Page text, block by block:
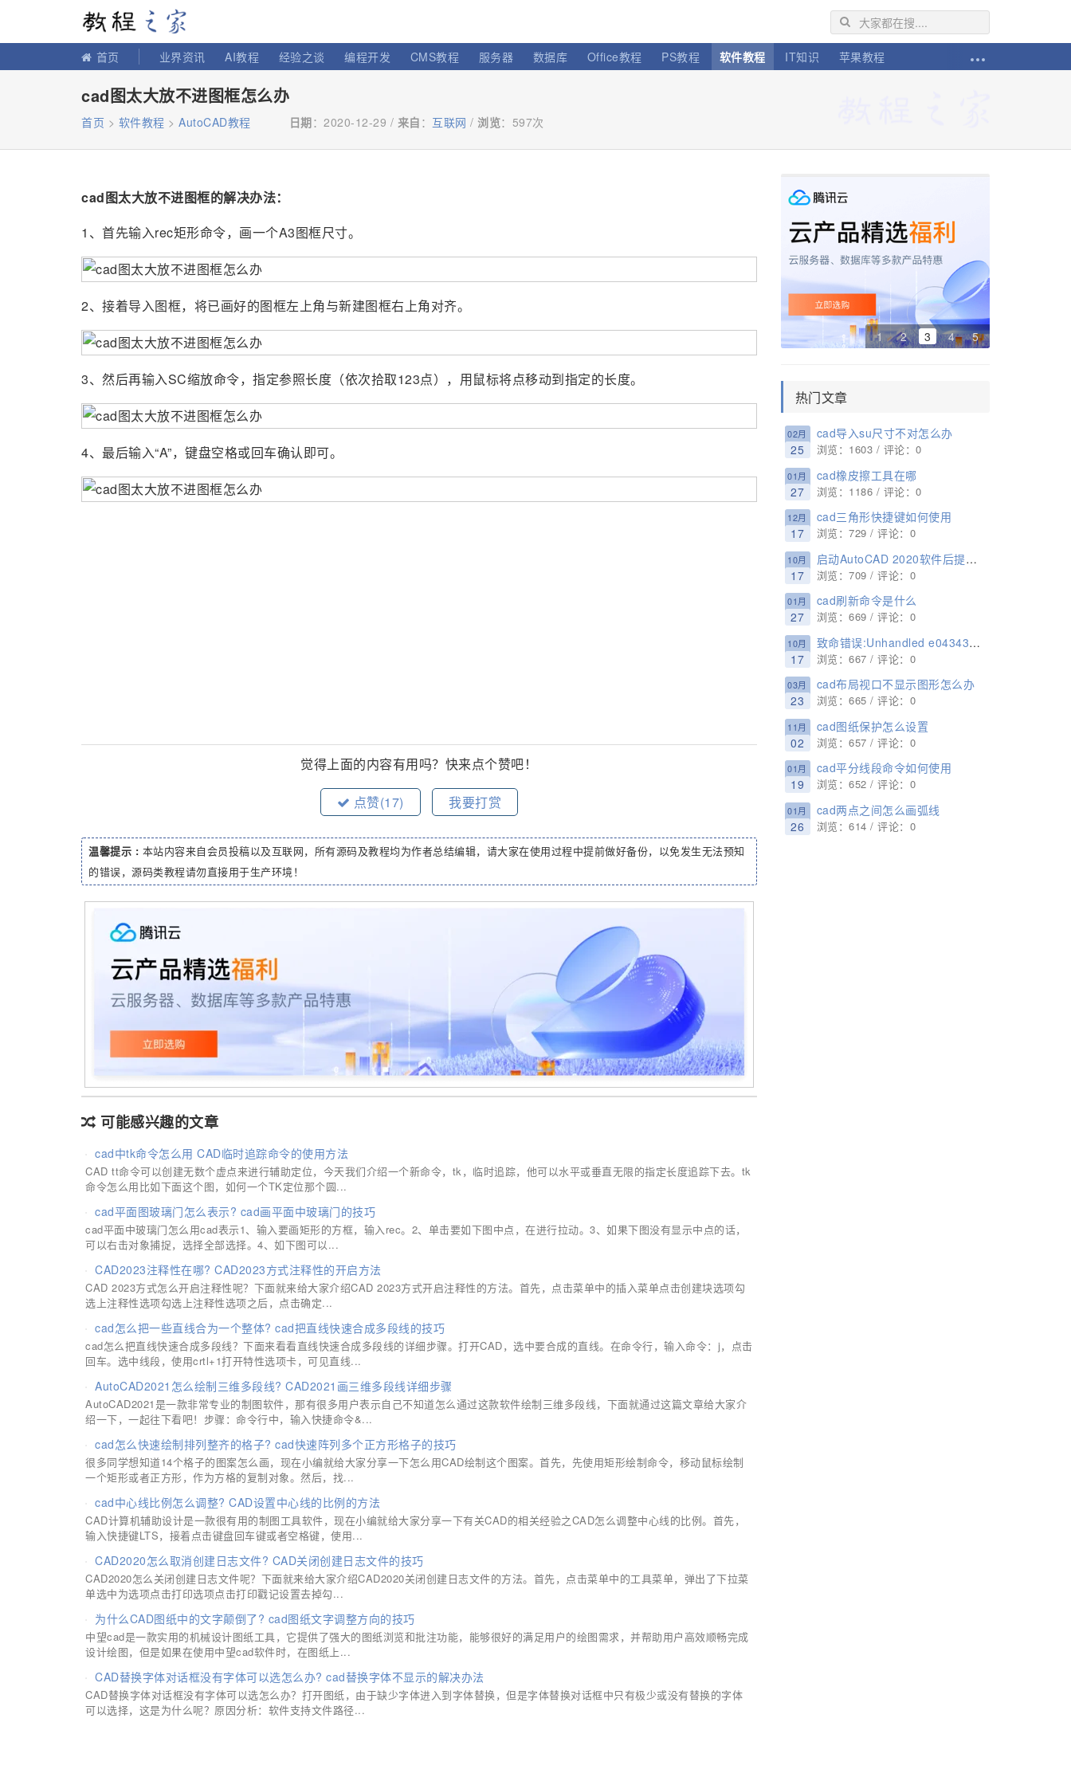
首页 业界资讯 AI教程 经验之谈 编程开发 CMS教程 服务器 数据库 Office教程 PS教程 软件教程 IT知识 苹果教程
cad图太大放不进图框怎么办
首页 > 软件教程 > AutoCAD教程 日期：2020-12-29 / 来自 ： 互联网 / 浏览： 597次
cad图太大放不进图框的解决办法：
1、首先输入rec矩形命令，画一个A3图框尺寸。
2、接着导入图框，将已画好的图框左上角与新建图框右上角对齐。
3、然后再输入SC缩放命令，指定参照长度（依次拾取123点），用鼠标将点移动到指定的长度。
4、最后输入“A”，键盘空格或回车确认即可。
觉得上面的内容有用吗？快来点个赞吧！
点赞(17) 我要打赏
温馨提示 : 本站内容来自会员投稿以及互联网，所有源码及教程均为作者总结编辑，请大家在使用过程中提前做好备份，以免发生无法预知
的错误，源码类教程请勿直接用于生产环境！
可能感兴趣的文章
cad中tk命令怎么用 CAD临时追踪命令的使用方法
CAD tt命令可以创建无数个虚点来进行辅助定位，今天我们介绍一个新命令，tk，临时追踪，他可以水平或垂直无限的指定长度追踪下去。tk
命令怎么用比如下面这个图，如何一个TK定位那个圆...
cad平面图玻璃门怎么表示? cad画平面中玻璃门的技巧
cad平面中玻璃门怎么用cad表示1、输入要画矩形的方框，输入rec。2、单击要如下图中点，在进行拉动。3、如果下图没有显示中点的话，
可以右击对象捕捉，选择全部选择。4、如下图可以...
CAD2023注释性在哪? CAD2023方式注释性的开启方法
CAD 2023方式怎么开启注释性呢？下面就来给大家介绍CAD 2023方式开启注释性的方法。首先，点击菜单中的插入菜单点击创建块选项勾
选上注释性选项勾选上注释性选项之后，点击确定...
cad怎么把一些直线合为一个整体? cad把直线快速合成多段线的技巧
cad怎么把直线快速合成多段线？下面来看看直线快速合成多段线的详细步骤。打开CAD，选中要合成的直线。在命令行，输入命令：j，点击
回车。选中线段，使用crtl+1打开特性选项卡，可见直线...
AutoCAD2021怎么绘制三维多段线? CAD2021画三维多段线详细步骤
AutoCAD2021是一款非常专业的制图软件，那有很多用户表示自己不知道怎么通过这款软件绘制三维多段线，下面就通过这篇文章给大家介
绍一下，一起往下看吧！步骤：命令行中，输入快捷命令&...
cad怎么快速绘制排列整齐的格子? cad快速阵列多个正方形格子的技巧
很多同学想知道14个格子的图案怎么画，现在小编就给大家分享一下怎么用CAD绘制这个图案。首先，先使用矩形绘制命令，移动鼠标绘制
一个矩形或者正方形，作为方格的复制对象。然后，找...
cad中心线比例怎么调整? CAD设置中心线的比例的方法
CAD计算机辅助设计是一款很有用的制图工具软件，现在小编就给大家分享一下有关CAD的相关经验之CAD怎么调整中心线的比例。首先，
输入快捷键LTS，接着点击键盘回车键或者空格键，使用...
CAD2020怎么取消创建日志文件? CAD关闭创建日志文件的技巧
CAD2020怎么关闭创建日志文件呢？下面就来给大家介绍CAD2020关闭创建日志文件的方法。首先，点击菜单中的工具菜单，弹出了下拉菜
单选中为选项点击打印选项点击打印戳记设置去掉勾...
为什么CAD图纸中的文字颠倒了? cad图纸文字调整方向的技巧
中望cad是一款实用的机械设计图纸工具，它提供了强大的图纸浏览和批注功能，能够很好的满足用户的绘图需求，并帮助用户高效顺畅完成
设计绘图，但是如果在使用中望cad软件时，在图纸上...
CAD替换字体对话框没有字体可以选怎么办? cad替换字体不显示的解决办法
CAD替换字体对话框没有字体可以选怎么办？打开图纸，由于缺少字体进入到字体替换，但是字体替换对话框中只有极少或没有替换的字体
可以选择，这是为什么呢？原因分析：软件支持文件路径...
1 2 3 4 5
热门文章
02月
25
cad导入su尺寸不对怎么办
浏览：1603 / 评论：0
01月
27
cad橡皮擦工具在哪
浏览：1186 / 评论：0
12月
17
cad三角形快捷键如何使用
浏览：729 / 评论：0
10月
17
启动AutoCAD 2020软件后提示许可错误License manager不起作用或未正确安装怎么办？
浏览：709 / 评论：0
01月
27
cad刷新命令是什么
浏览：669 / 评论：0
10月
17
致命错误:Unhandled e0434352h Exception at 7538845dh怎么办？
浏览：667 / 评论：0
03月
23
cad布局视口不显示图形怎么办
浏览：665 / 评论：0
11月
02
cad图纸保护怎么设置
浏览：657 / 评论：0
01月
19
cad平分线段命令如何使用
浏览：652 / 评论：0
01月
26
cad两点之间怎么画弧线
浏览：614 / 评论：0